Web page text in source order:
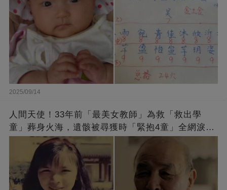
2025/09/14
人間天使！33年前「最美女教師」為救「救出學
童」葬身火海，遺骸被尋獲時「緊抱4童」全網淚
崩：真正的英雄不該被遺忘